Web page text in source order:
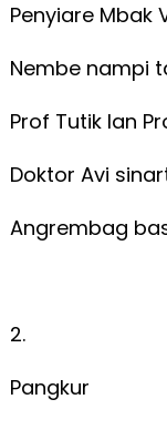
Penyiare Mbak
Nembe nampi
Prof Tutik lan
Doktor Avi
Angrembag
2.
Pangkur